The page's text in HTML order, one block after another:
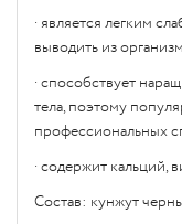
· является легким
выводить из
· способствует
тела, поэтому
профессиональных
· содержит кальций,
Состав: кунжут